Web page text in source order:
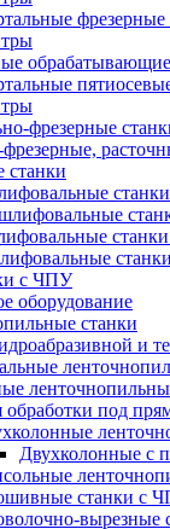
фрезерные
фрезерные,
с ЧПУ
оборудование
станки
и
обработки под
Двухколонные с
станки с
вырезные